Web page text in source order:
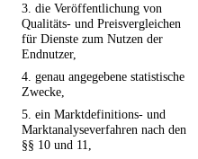
3. die Veröffentlichung von
Qualitäts- und Preisvergleichen
für Dienste zum Nutzen der
Endnutzer,
4. genau angegebene statistische
Zwecke,
5. ein Marktdefinitions- und
Marktanalyseverfahren nach den
§§ 10 und 11,